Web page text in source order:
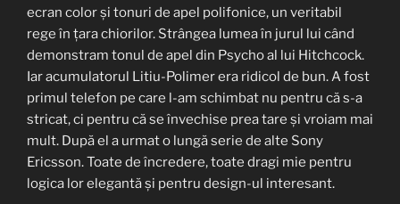
ecran color și tonuri de apel polifonice, un veritabil
rege în țara chiorilor. Strângea lumea în jurul lui când
demonstram tonul de apel din Psycho al lui Hitchcock.
Iar acumulatorul Litiu-Polimer era ridicol de bun. A fost
primul telefon pe care l-am schimbat nu pentru că s-a
stricat, ci pentru că se învechise prea tare și vroiam mai
mult. După el a urmat o lungă serie de alte Sony
Ericsson. Toate de încredere, toate dragi mie pentru
logica lor elegantă și pentru design-ul interesant.